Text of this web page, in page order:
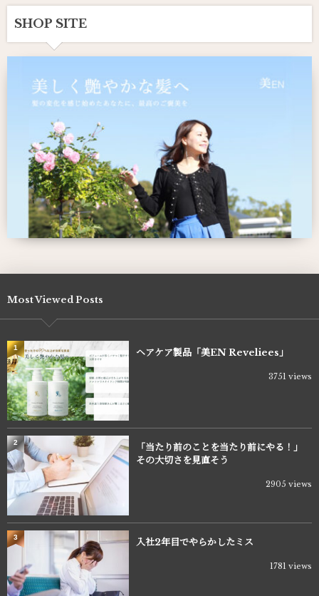
SHOP SITE
Most Viewed Posts
ヘアケア製品「美EN Reveliees」
3751 views
1
「当たり前のことを当たり前にやる！」
その大切さを見直そう
2905 views
2
入社2年目でやらかしたミス
1781 views
3